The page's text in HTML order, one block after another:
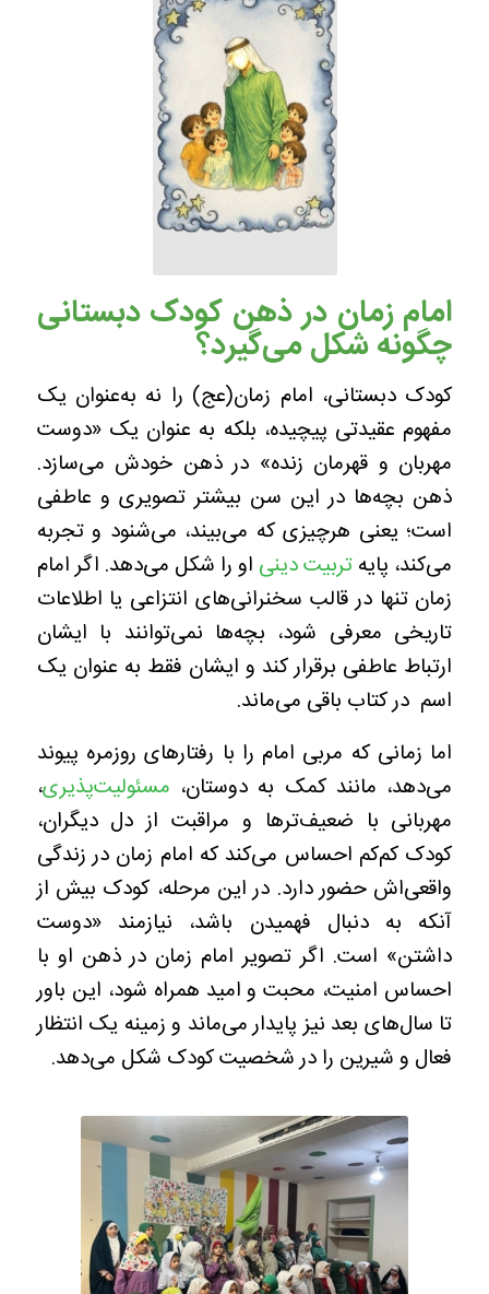
امام زمان در ذهن کودک دبستانی
چگونه شکل می‌گیرد؟
کودک دبستانی، امام زمان(عج) را نه به‌عنوان یک
مفهوم عقیدتی پیچیده، بلکه به عنوان یک «دوست
مهربان و قهرمان زنده» در ذهن خودش می‌سازد.
ذهن بچه‌ها در این سن بیشتر تصویری و عاطفی
است؛ یعنی هرچیزی که می‌بیند، می‌شنود و تجربه
می‌کند، پایهتربیت دینی او را شکل می‌دهد. اگر امام
زمان تنها در قالب سخنرانی‌های انتزاعی یا اطلاعات
تاریخی معرفی شود، بچه‌ها نمی‌توانند با ایشان
ارتباط عاطفی برقرار کند و ایشان فقط به عنوان یک
اسم در کتاب باقی می‌ماند.
اما زمانی که مربی امام را با رفتارهای روزمره پیوند
می‌دهد، مانند کمک به دوستان، مسئولیت‌پذیری،
مهربانی با ضعیف‌ترها و مراقبت از دل دیگران،
کودک کم‌کم احساس می‌کند که امام زمان در زندگی
واقعی‌اش حضور دارد. در این مرحله، کودک بیش از
آنکه به دنبال فهمیدن باشد، نیازمند «دوست
داشتن» است. اگر تصویر امام زمان در ذهن او با
احساس امنیت، محبت و امید همراه شود، این باور
تا سال‌های بعد نیز پایدار می‌ماند و زمینه یک انتظار
فعال و شیرین را در شخصیت کودک شکل می‌دهد.